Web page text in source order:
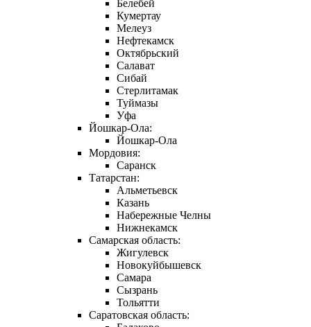
Белебей
Кумертау
Мелеуз
Нефтекамск
Октябрьский
Салават
Сибай
Стерлитамак
Туймазы
Уфа
Йошкар-Ола:
Йошкар-Ола
Мордовия:
Саранск
Татарстан:
Альметьевск
Казань
Набережные Челны
Нижнекамск
Самарская область:
Жигулевск
Новокуйбышевск
Самара
Сызрань
Тольятти
Саратовская область: